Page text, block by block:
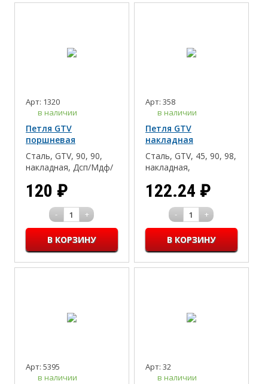
Арт: 1320
в наличии
Петля GTV
поршневая
быстрого монтажа,
большая
Сталь, GTV, 90, 90,
накладная, Дсп/Мдф/
120 ₽
- 1 +
Арт: 358
в наличии
Петля GTV
накладная
клиповая без
пружины, ЭКОНОМ
Сталь, GTV, 45, 90, 98,
накладная,
18
122.24 ₽
- 1 +
Арт: 5395
в наличии
Арт: 32
в наличии